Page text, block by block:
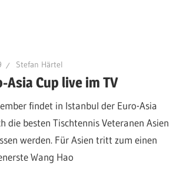
Stefan Härtel
Asia Cup live im TV
findet in Istanbul der Euro-Asia
die besten Tischtennis Veteranen Asien
werden. Für Asien tritt zum einen
Wang Hao